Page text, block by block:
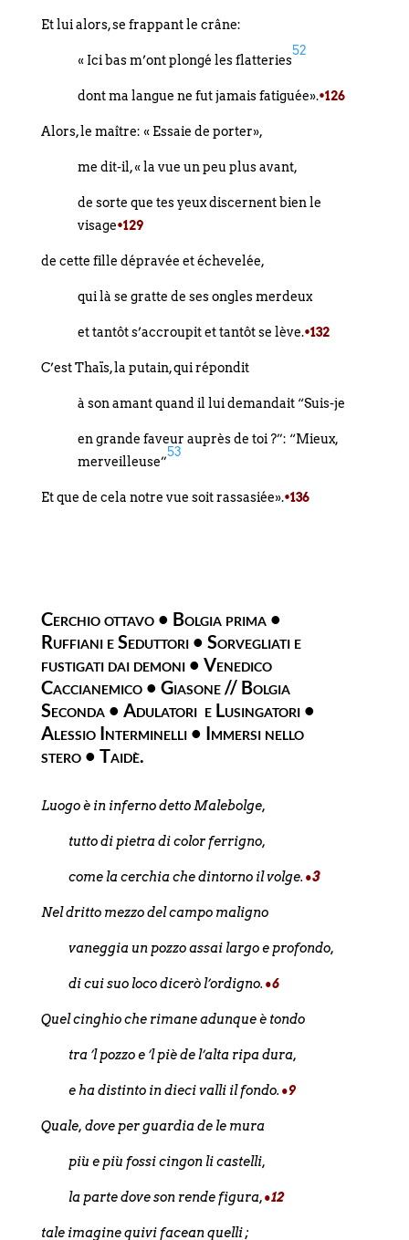
Et lui alors, se frappant le crâne:
« Ici bas m’ont plongé les flatteries
52
dont ma langue ne fut jamais fatiguée».•126
Alors, le maître: « Essaie de porter»,
me dit-il, « la vue un peu plus avant,
de sorte que tes yeux discernent bien le
visage•129
de cette fille dépravée et échevelée,
qui là se gratte de ses ongles merdeux
et tantôt s’accroupit et tantôt se lève.•132
C’est Thaïs, la putain, qui répondit
à son amant quand il lui demandait “Suis-je
en grande faveur auprès de toi ?”: “Mieux,
merveilleuse”
53
Et que de cela notre vue soit rassasiée».•136
Cerchio ottavo • Bolgia prima •
Ruffiani e Seduttori • Sorvegliati e
fustigati dai demoni • Venedico
Caccianemico • Giasone // Bolgia
Seconda • Adulatori e Lusingatori •
Alessio Interminelli • Immersi nello
stero • Taidè.
Luogo è in inferno detto Malebolge,
tutto di pietra di color ferrigno,
come la cerchia che dintorno il volge. •3
Nel dritto mezzo del campo maligno
vaneggia un pozzo assai largo e profondo,
di cuisuo locodicerò l’ordigno. •6
Quel cinghio che rimane adunque è tondo
tra ’l pozzo e ’l piè de l’alta ripa dura,
e ha distinto in dieci valli il fondo. •9
Quale, dove per guardia de le mura
più e più fossi cingon li castelli,
la parte dove son rende figura,•12
tale imagine quivi facean quelli ;